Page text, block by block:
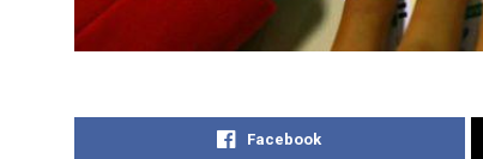
Facebook